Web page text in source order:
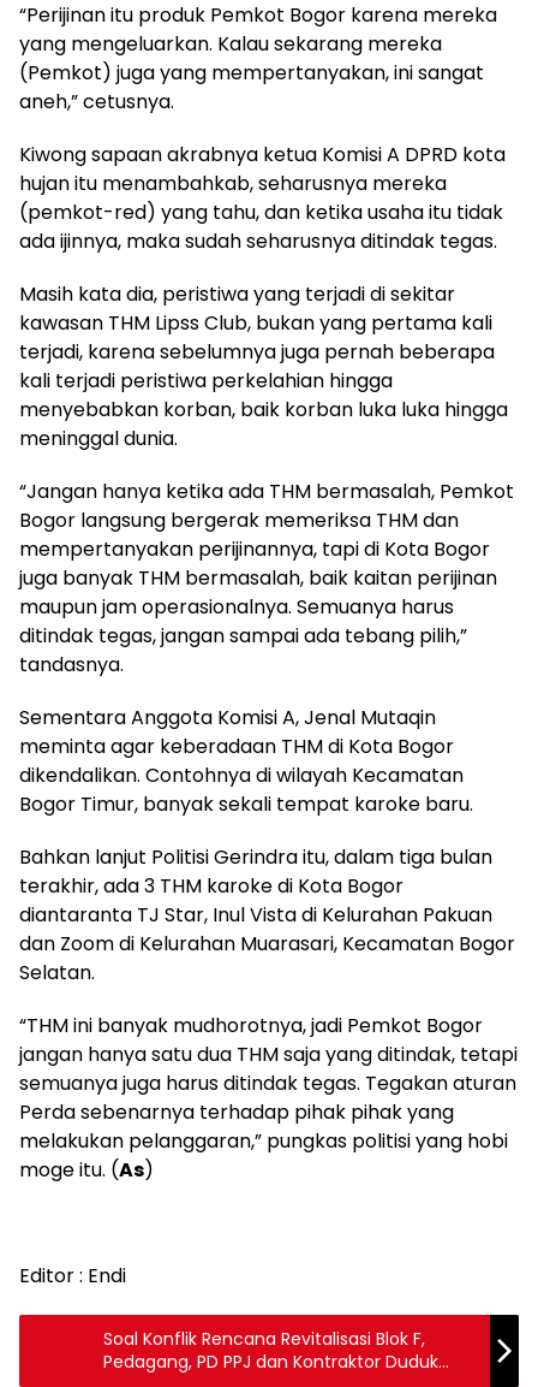
“Perijinan itu produk Pemkot Bogor karena mereka
yang mengeluarkan. Kalau sekarang mereka
(Pemkot) juga yang mempertanyakan, ini sangat
aneh,” cetusnya.
Kiwong sapaan akrabnya ketua Komisi A DPRD kota
hujan itu menambahkab, seharusnya mereka
(pemkot-red) yang tahu, dan ketika usaha itu tidak
ada ijinnya, maka sudah seharusnya ditindak tegas.
Masih kata dia, peristiwa yang terjadi di sekitar
kawasan THM Lipss Club, bukan yang pertama kali
terjadi, karena sebelumnya juga pernah beberapa
kali terjadi peristiwa perkelahian hingga
menyebabkan korban, baik korban luka luka hingga
meninggal dunia.
“Jangan hanya ketika ada THM bermasalah, Pemkot
Bogor langsung bergerak memeriksa THM dan
mempertanyakan perijinannya, tapi di Kota Bogor
juga banyak THM bermasalah, baik kaitan perijinan
maupun jam operasionalnya. Semuanya harus
ditindak tegas, jangan sampai ada tebang pilih,”
tandasnya.
Sementara Anggota Komisi A, Jenal Mutaqin
meminta agar keberadaan THM di Kota Bogor
dikendalikan. Contohnya di wilayah Kecamatan
Bogor Timur, banyak sekali tempat karoke baru.
Bahkan lanjut Politisi Gerindra itu, dalam tiga bulan
terakhir, ada 3 THM karoke di Kota Bogor
diantaranta TJ Star, Inul Vista di Kelurahan Pakuan
dan Zoom di Kelurahan Muarasari, Kecamatan Bogor
Selatan.
“THM ini banyak mudhorotnya, jadi Pemkot Bogor
jangan hanya satu dua THM saja yang ditindak, tetapi
semuanya juga harus ditindak tegas. Tegakan aturan
Perda sebenarnya terhadap pihak pihak yang
melakukan pelanggaran,” pungkas politisi yang hobi
moge itu. (As)
Editor : Endi
Soal Konflik Rencana Revitalisasi Blok F,
Pedagang, PD PPJ dan Kontraktor Duduk